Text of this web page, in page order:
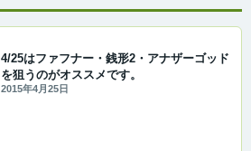
4/25はファフナー・銭形2・アナザーゴッド
を狙うのがオススメです。
2015年4月25日